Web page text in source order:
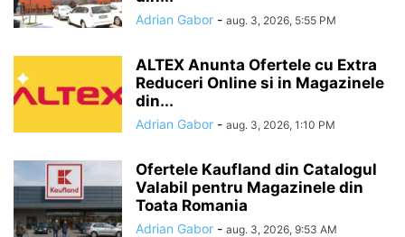
Adrian Gabor - aug. 3, 2026, 5:55 PM
ALTEX Anunta Ofertele cu Extra
Reduceri Online si in Magazinele
din...
Adrian Gabor - aug. 3, 2026, 1:10 PM
Ofertele Kaufland din Catalogul
Valabil pentru Magazinele din
Toata Romania
Adrian Gabor - aug. 3, 2026, 9:53 AM